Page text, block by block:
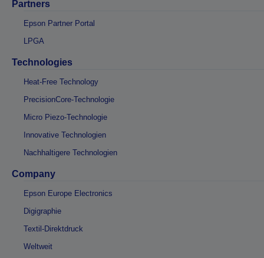
Partners
Epson Partner Portal
LPGA
Technologies
Heat-Free Technology
PrecisionCore-Technologie
Micro Piezo-Technologie
Innovative Technologien
Nachhaltigere Technologien
Company
Epson Europe Electronics
Digigraphie
Textil-Direktdruck
Weltweit